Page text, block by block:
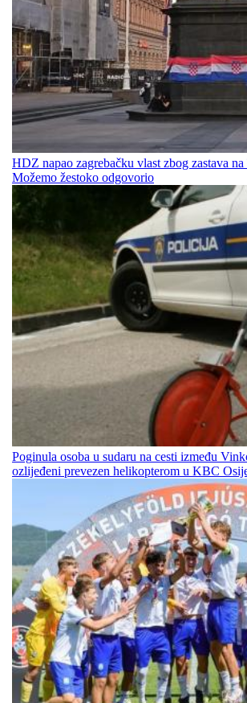
HDZ napao zagrebačku vlast zbog zastava na
Možemo žestoko odgovorio
Poginula osoba u sudaru na cesti između
ozlijeđeni prevezen helikopterom u KBC